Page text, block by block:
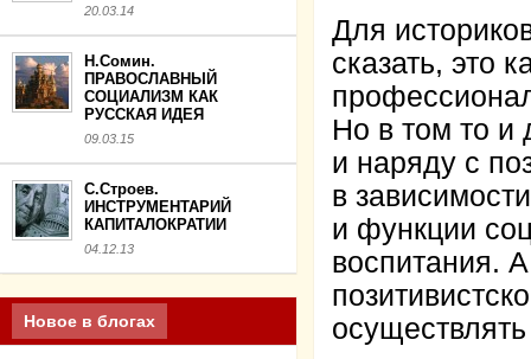
20.03.14
Н.Сомин.
ПРАВОСЛАВНЫЙ
СОЦИАЛИЗМ КАК
РУССКАЯ ИДЕЯ
09.03.15
С.Строев.
ИНСТРУМЕНТАРИЙ
КАПИТАЛОКРАТИИ
04.12.13
Новое в блогах
Для
сказать, это
Но в том то и
и наряду с
в
и функции
воспитания.